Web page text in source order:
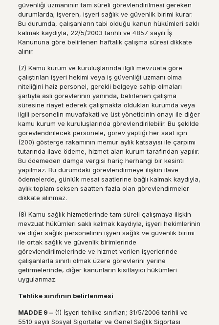
güvenliği uzmanının tam süreli görevlendirilmesi gereken
durumlarda; işveren, işyeri sağlık ve güvenlik birimi kurar.
Bu durumda, çalışanların tabi olduğu kanun hükümleri saklı
kalmak kaydıyla, 22/5/2003 tarihli ve 4857 sayılı İş
Kanununa göre belirlenen haftalık çalışma süresi dikkate
alınır.
(7) Kamu kurum ve kuruluşlarında ilgili mevzuata göre
çalıştırılan işyeri hekimi veya iş güvenliği uzmanı olma
niteliğini haiz personel, gerekli belgeye sahip olmaları
şartıyla asli görevlerinin yanında, belirlenen çalışma
süresine riayet ederek çalışmakta oldukları kurumda veya
ilgili personelin muvafakati ve üst yöneticinin onayı ile diğer
kamu kurum ve kuruluşlarında görevlendirilebilir. Bu şekilde
görevlendirilecek personele, görev yaptığı her saat için
(200) gösterge rakamının memur aylık katsayısı ile çarpımı
tutarında ilave ödeme, hizmet alan kurum tarafından yapılır.
Bu ödemeden damga vergisi hariç herhangi bir kesinti
yapılmaz. Bu durumdaki görevlendirmeye ilişkin ilave
ödemelerde, günlük mesai saatlerine bağlı kalmak kaydıyla,
aylık toplam seksen saatten fazla olan görevlendirmeler
dikkate alınmaz.
(8) Kamu sağlık hizmetlerinde tam süreli çalışmaya ilişkin
mevzuat hükümleri saklı kalmak kaydıyla, işyeri hekimlerinin
ve diğer sağlık personelinin işyeri sağlık ve güvenlik birimi
ile ortak sağlık ve güvenlik birimlerinde
görevlendirilmelerinde ve hizmet verilen işyerlerinde
çalışanlarla sınırlı olmak üzere görevlerini yerine
getirmelerinde, diğer kanunların kısıtlayıcı hükümleri
uygulanmaz.
Tehlike sınıfının belirlenmesi
MADDE 9 –(1) İşyeri tehlike sınıfları; 31/5/2006 tarihli ve
5510 sayılı Sosyal Sigortalar ve Genel Sağlık Sigortası